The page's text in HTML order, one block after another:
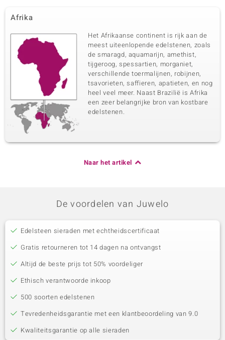
Afrika
Het Afrikaanse continent is rijk aan de
meest uiteenlopende edelstenen, zoals
de smaragd, aquamarijn, amethist,
tijgeroog, spessartien, morganiet,
verschillende toermalijnen, robijnen,
tsavorieten, saffieren, apatieten, en nog
heel veel meer. Naast Brazilië is Afrika
een zeer belangrijke bron van kostbare
edelstenen.
Naar het artikel
De voordelen van Juwelo
Edelsteen sieraden met echtheidscertificaat
Gratis retourneren tot 14 dagen na ontvangst
Altijd de beste prijs tot 50% voordeliger
Ethisch verantwoorde inkoop
500 soorten edelstenen
Tevredenheidsgarantie met een klantbeoordeling van 9.0
Kwaliteitsgarantie op alle sieraden